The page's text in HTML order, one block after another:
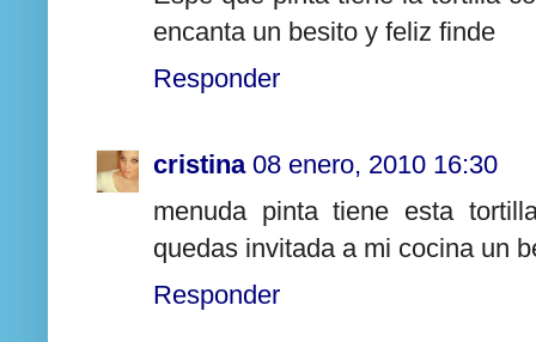
encanta un besito y feliz finde
Responder
cristina 08 enero, 2010 16:30
menuda pinta tiene esta
quedas invitada a mi cocina un
Responder